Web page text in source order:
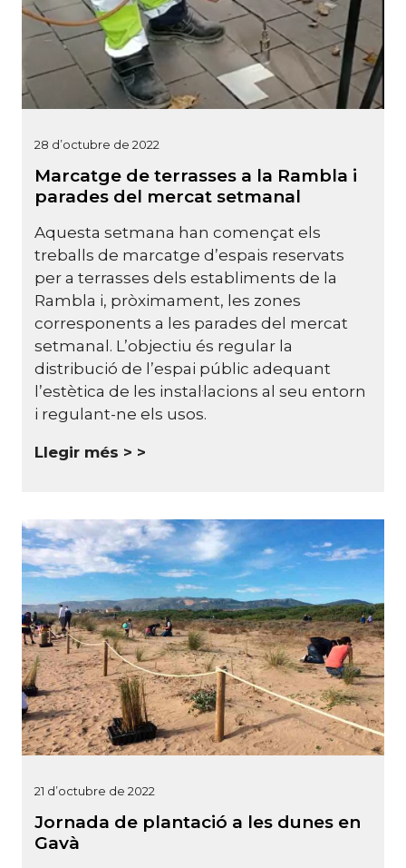
28 d’octubre de 2022
Marcatge de terrasses a la Rambla i
parades del mercat setmanal
Aquesta setmana han començat els
treballs de marcatge d’espais reservats
per a terrasses dels establiments de la
Rambla i, pròximament, les zones
corresponents a les parades del mercat
setmanal. L’objectiu és regular la
distribució de l’espai públic adequant
l’estètica de les instal·lacions al seu entorn
i regulant-ne els usos.
Llegir més >
21 d’octubre de 2022
Jornada de plantació a les dunes en
Gavà